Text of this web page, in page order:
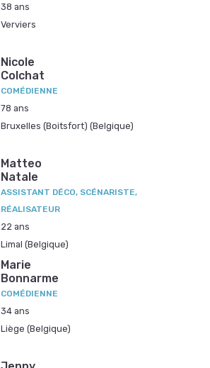
38 ans
Verviers
Nicole
Colchat
COMÉDIENNE
78 ans
Bruxelles (Boitsfort) (Belgique)
Matteo
Natale
ASSISTANT DÉCO, SCÉNARISTE,
RÉALISATEUR
22 ans
Limal (Belgique)
Marie
Bonnarme
COMÉDIENNE
34 ans
Liège (Belgique)